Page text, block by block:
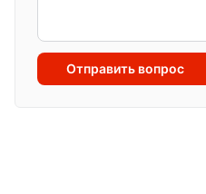
Отправить вопрос